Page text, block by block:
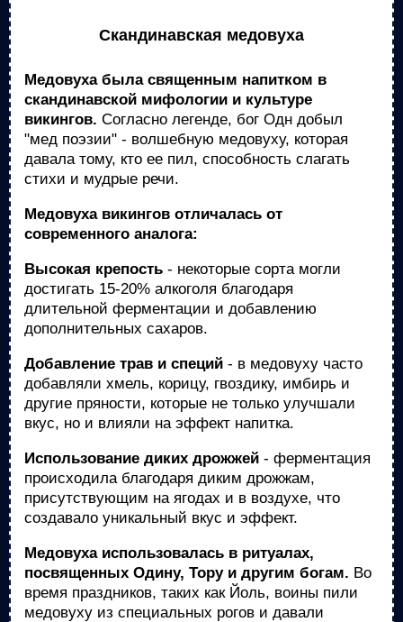
Скандинавская медовуха
Медовуха была священным напитком в
скандинавской мифологии и культуре
викингов. Согласно легенде, бог Одн добыл
"мед поэзии" - волшебную медовуху, которая
давала тому, кто ее пил, способность слагать
стихи и мудрые речи.
Медовуха викингов отличалась от
современного аналога:
Высокая крепость - некоторые сорта могли
достигать 15-20% алкоголя благодаря
длительной ферментации и добавлению
дополнительных сахаров.
Добавление трав и специй - в медовуху часто
добавляли хмель, корицу, гвоздику, имбирь и
другие пряности, которые не только улучшали
вкус, но и влияли на эффект напитка.
Использование диких дрожжей - ферментация
происходила благодаря диким дрожжам,
присутствующим на ягодах и в воздухе, что
создавало уникальный вкус и эффект.
Медовуха использовалась в ритуалах,
посвященных Одину, Тору и другим богам. Во
время праздников, таких как Йоль, воины пили
медовуху из специальных рогов и давали